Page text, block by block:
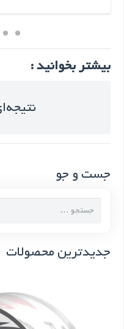
جست و جو
جستجو
جدیدترین محصولات
بیشتر بخوانید :